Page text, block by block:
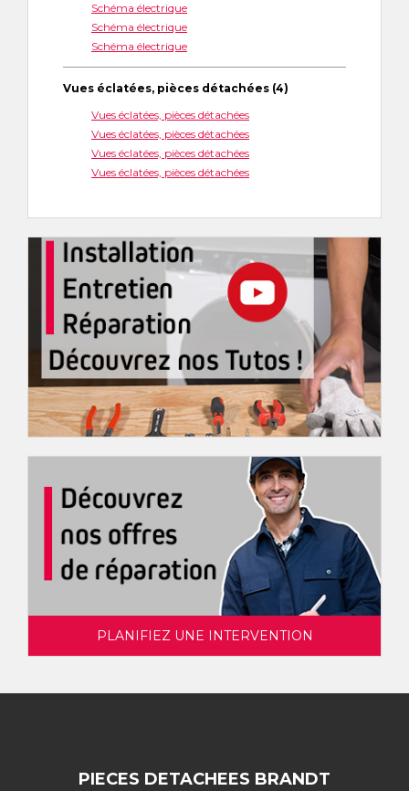
Schéma électrique
Schéma électrique
Schéma électrique
Vues éclatées, pièces détachées (4)
Vues éclatées, pièces détachées
Vues éclatées, pièces détachées
Vues éclatées, pièces détachées
Vues éclatées, pièces détachées
PLANIFIEZ UNE INTERVENTION
PIECES DETACHEES BRANDT